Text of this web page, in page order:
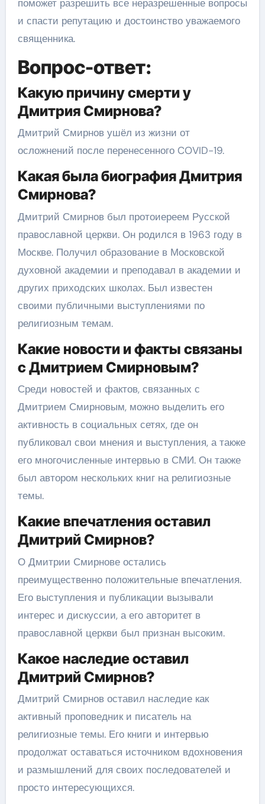
поможет разрешить все неразрешенные вопросы
и спасти репутацию и достоинство уважаемого
священника.
Вопрос-ответ:
Какую причину смерти у
Дмитрия Смирнова?
Дмитрий Смирнов ушёл из жизни от
осложнений после перенесенного COVID-19.
Какая была биография Дмитрия
Смирнова?
Дмитрий Смирнов был протоиереем Русской
православной церкви. Он родился в 1963 году в
Москве. Получил образование в Московской
духовной академии и преподавал в академии и
других приходских школах. Был известен
своими публичными выступлениями по
религиозным темам.
Какие новости и факты связаны
с Дмитрием Смирновым?
Среди новостей и фактов, связанных с
Дмитрием Смирновым, можно выделить его
активность в социальных сетях, где он
публиковал свои мнения и выступления, а также
его многочисленные интервью в СМИ. Он также
был автором нескольких книг на религиозные
темы.
Какие впечатления оставил
Дмитрий Смирнов?
О Дмитрии Смирнове остались
преимущественно положительные впечатления.
Его выступления и публикации вызывали
интерес и дискуссии, а его авторитет в
православной церкви был признан высоким.
Какое наследие оставил
Дмитрий Смирнов?
Дмитрий Смирнов оставил наследие как
активный проповедник и писатель на
религиозные темы. Его книги и интервью
продолжат оставаться источником вдохновения
и размышлений для своих последователей и
просто интересующихся.